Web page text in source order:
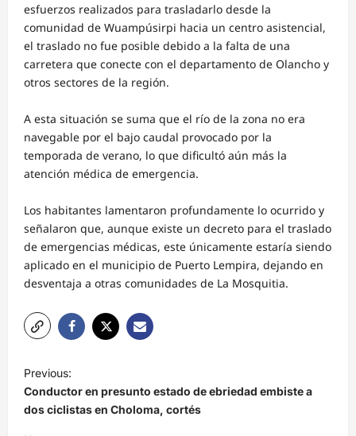
esfuerzos realizados para trasladarlo desde la
comunidad de Wuampúsirpi hacia un centro asistencial,
el traslado no fue posible debido a la falta de una
carretera que conecte con el departamento de Olancho y
otros sectores de la región.
A esta situación se suma que el río de la zona no era
navegable por el bajo caudal provocado por la
temporada de verano, lo que dificultó aún más la
atención médica de emergencia.
Los habitantes lamentaron profundamente lo ocurrido y
señalaron que, aunque existe un decreto para el traslado
de emergencias médicas, este únicamente estaría siendo
aplicado en el municipio de Puerto Lempira, dejando en
desventaja a otras comunidades de La Mosquitia.
N
a
v
Previous:
Conductor en presunto estado de ebriedad embiste a
dos ciclistas en Choloma, cortés